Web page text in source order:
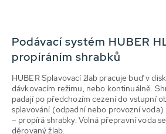
Podávací systém HUBER
propíráním shrabků
HUBER Splavovací žlab pracuje buď v
dávkovacím režimu, nebo kontinuálně.
padají po předchozím cezení do vstupní
splavování (odpadní nebo provozní
– propírá shrabky. Volná přepravní voda
děrovaný žlab.